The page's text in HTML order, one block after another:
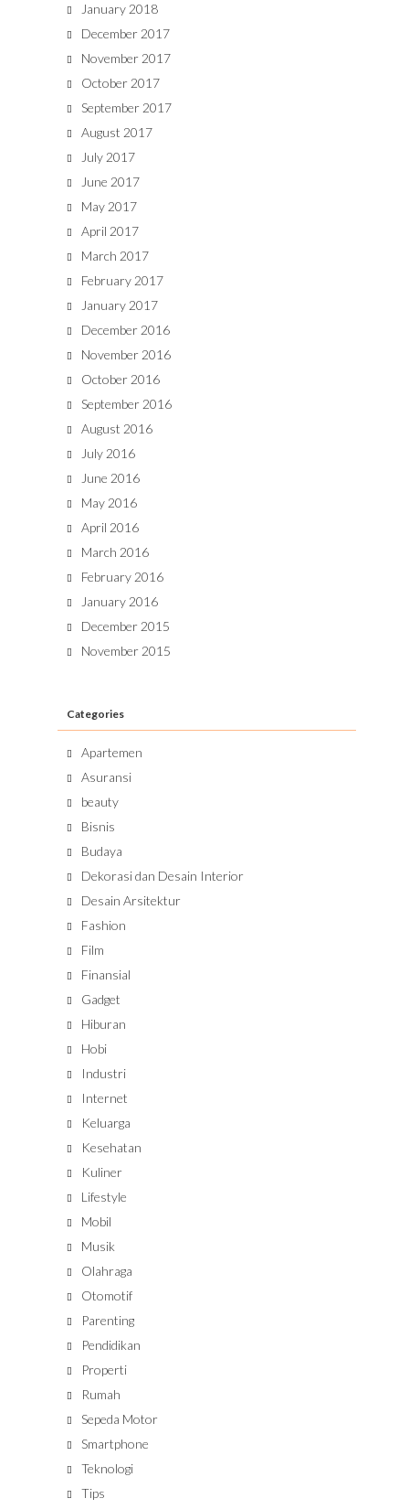
January 2018
December 2017
November 2017
October 2017
September 2017
August 2017
July 2017
June 2017
May 2017
April 2017
March 2017
February 2017
January 2017
December 2016
November 2016
October 2016
September 2016
August 2016
July 2016
June 2016
May 2016
April 2016
March 2016
February 2016
January 2016
December 2015
November 2015
Categories
Apartemen
Asuransi
beauty
Bisnis
Budaya
Dekorasi dan Desain Interior
Desain Arsitektur
Fashion
Film
Finansial
Gadget
Hiburan
Hobi
Industri
Internet
Keluarga
Kesehatan
Kuliner
Lifestyle
Mobil
Musik
Olahraga
Otomotif
Parenting
Pendidikan
Properti
Rumah
Sepeda Motor
Smartphone
Teknologi
Tips